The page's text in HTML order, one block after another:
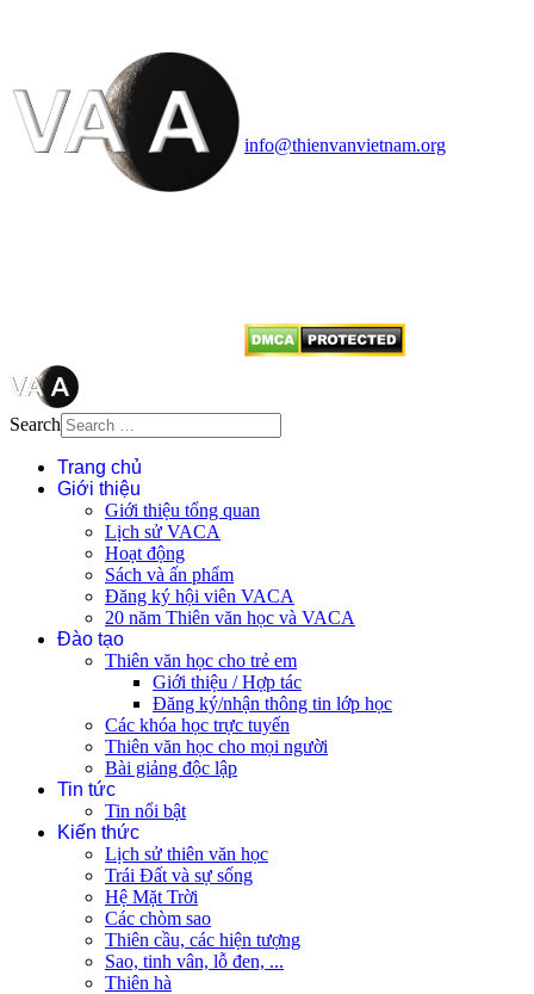
info@thienvanvietnam.org
Search
Trang chủ
Giới thiệu
Giới thiệu tổng quan
Lịch sử VACA
Hoạt động
Sách và ấn phẩm
Đăng ký hội viên VACA
20 năm Thiên văn học và VACA
Đào tạo
Thiên văn học cho trẻ em
Giới thiệu / Hợp tác
Đăng ký/nhận thông tin lớp học
Các khóa học trực tuyến
Thiên văn học cho mọi người
Bài giảng độc lập
Tin tức
Tin nổi bật
Kiến thức
Lịch sử thiên văn học
Trái Đất và sự sống
Hệ Mặt Trời
Các chòm sao
Thiên cầu, các hiện tượng
Sao, tinh vân, lỗ đen, ...
Thiên hà